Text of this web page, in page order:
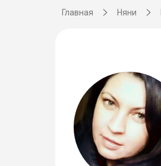
Главная Няни